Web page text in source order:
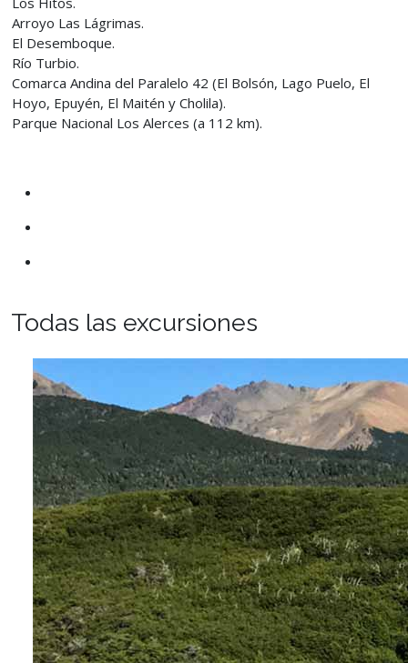
Arroyo Las Lágrimas.
El Desemboque.
Río Turbio.
Comarca Andina del Paralelo 42 (El Bolsón, Lago Puelo, El
Hoyo, Epuyén, El Maitén y Cholila).
Parque Nacional Los Alerces (a 112 km).
Todas las excursiones